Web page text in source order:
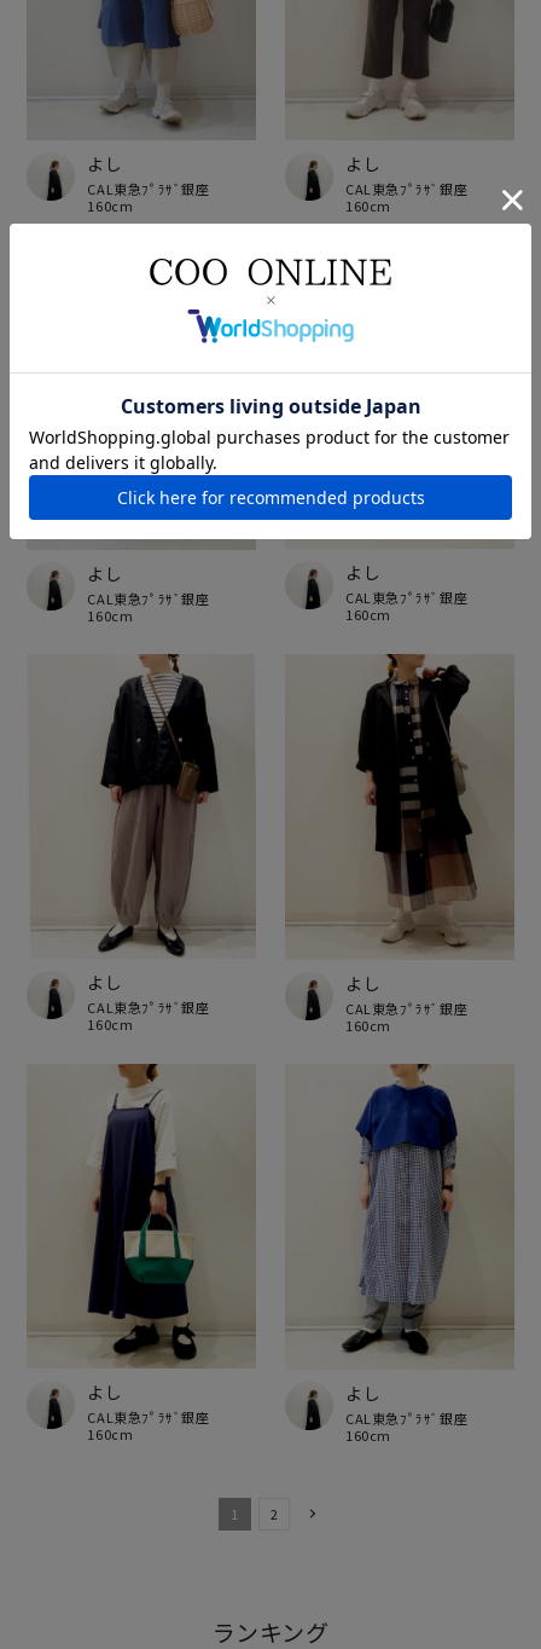
よし
CAL東急ﾌﾟﾗｻﾞ銀座
160cm
よし
CAL東急ﾌﾟﾗｻﾞ銀座
160cm
よし
CAL東急ﾌﾟﾗｻﾞ銀座
160cm
よし
CAL東急ﾌﾟﾗｻﾞ銀座
160cm
よし
CAL東急ﾌﾟﾗｻﾞ銀座
160cm
よし
CAL東急ﾌﾟﾗｻﾞ銀座
160cm
よし
CAL東急ﾌﾟﾗｻﾞ銀座
160cm
よし
CAL東急ﾌﾟﾗｻﾞ銀座
160cm
1 2
ランキング